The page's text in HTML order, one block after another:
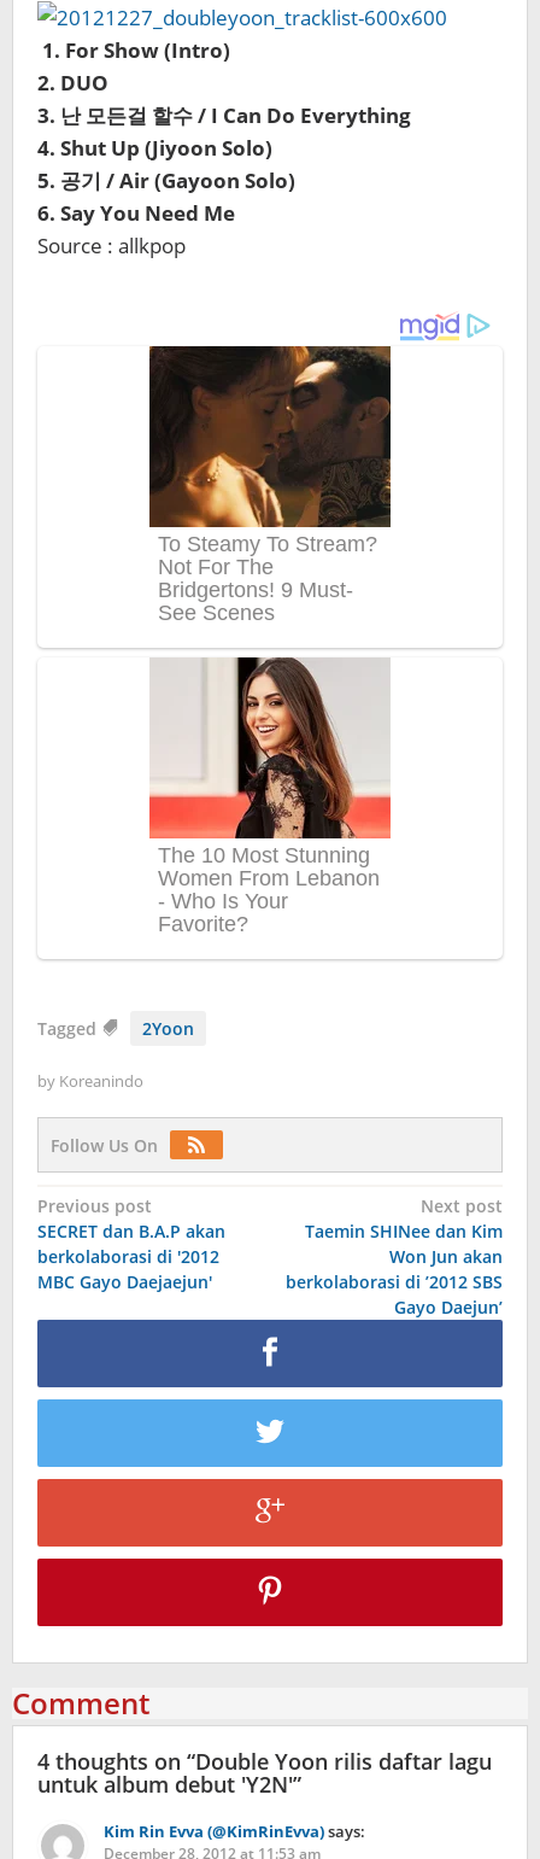
1. For Show (Intro)
2. DUO
3. 난 모든걸 할수 / I Can Do Everything
4. Shut Up (Jiyoon Solo)
5. 공기 / Air (Gayoon Solo)
6. Say You Need Me
Source : allkpop
Tagged 2Yoon
by Koreanindo
Follow Us On
Post
navigation
Previous post
SECRET dan B.A.P akan
berkolaborasi di '2012
MBC Gayo Daejaejun'
Next post
Taemin SHINee dan Kim
Won Jun akan
berkolaborasi di ’2012 SBS
Gayo Daejun’
Comment
4 thoughts on “Double Yoon rilis daftar lagu
untuk album debut 'Y2N'”
Kim Rin Evva (@KimRinEvva)says:
December 28, 2012 at 11:53 am